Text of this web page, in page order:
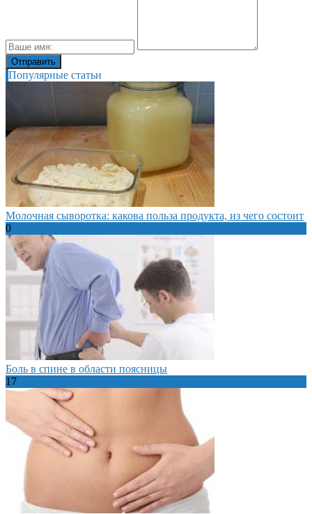
Популярные статьи
Молочная сыворотка: какова польза продукта, из чего состоит
0
Боль в спине в области поясницы
17